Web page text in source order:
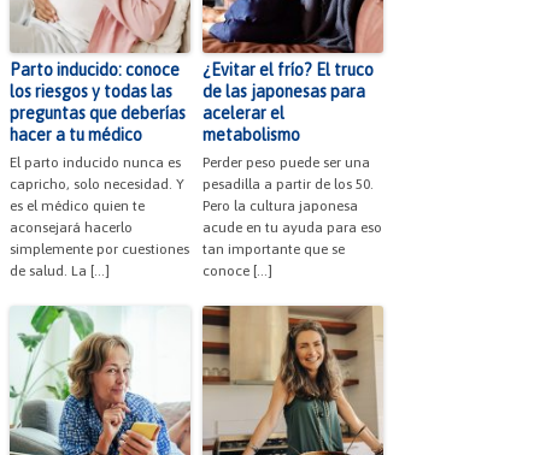
Parto inducido: conoce
los riesgos y todas las
preguntas que deberías
hacer a tu médico
El parto inducido nunca es
capricho, solo necesidad. Y
es el médico quien te
aconsejará hacerlo
simplemente por cuestiones
de salud. La […]
¿Evitar el frío? El truco
de las japonesas para
acelerar el
metabolismo
Perder peso puede ser una
pesadilla a partir de los 50.
Pero la cultura japonesa
acude en tu ayuda para eso
tan importante que se
conoce […]